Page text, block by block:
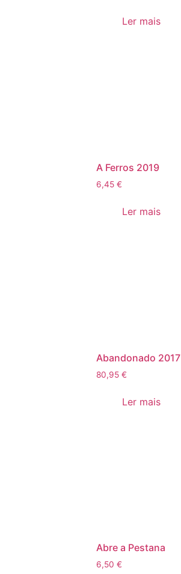
Ler mais
A Ferros 2019
6,45€
Ler mais
Abandonado 2017
80,95€
Ler mais
Abre a Pestana
6,50€